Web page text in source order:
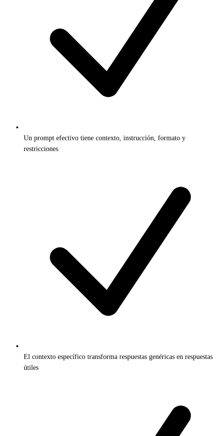
Un prompt efectivo tiene contexto, instrucción, formato y
restricciones
El contexto específico transforma respuestas genéricas en respuestas
útiles